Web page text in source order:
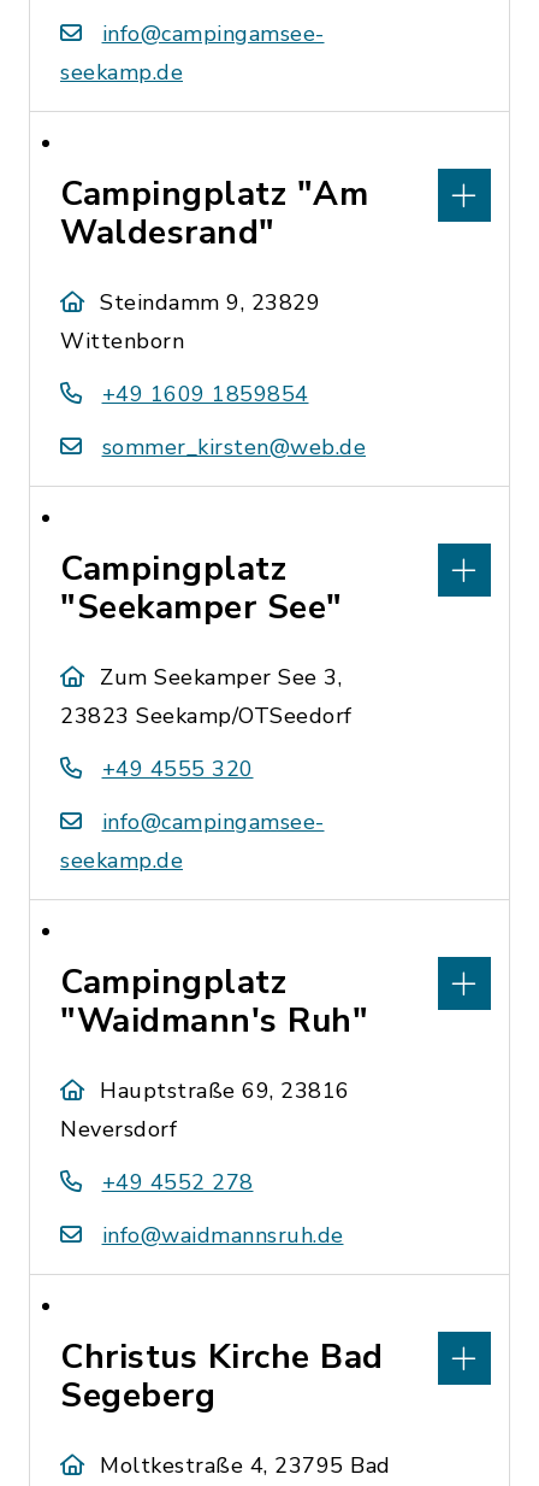
info@campingamsee-
seekamp.de
Campingplatz "Am
Waldesrand"
Steindamm 9, 23829
Wittenborn
+49 1609 1859854
sommer_kirsten@web.de
Campingplatz
"Seekamper See"
Zum Seekamper See 3,
23823 Seekamp/OTSeedorf
+49 4555 320
info@campingamsee-
seekamp.de
Campingplatz
"Waidmann's Ruh"
Hauptstraße 69, 23816
Neversdorf
+49 4552 278
info@waidmannsruh.de
Christus Kirche Bad
Segeberg
Moltkestraße 4, 23795 Bad